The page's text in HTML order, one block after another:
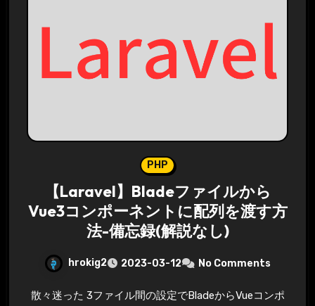
PHP
【Laravel】Bladeファイルから
Vue3コンポーネントに配列を渡す方
法-備忘録(解説なし)
hrokig2 2023-03-12 No Comments
散々迷った 3ファイル間の設定でBladeからVueコンポ